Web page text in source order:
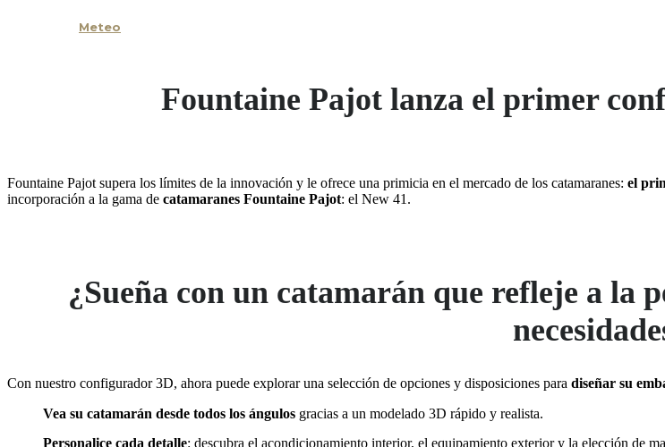
Meteo
Fountaine Pajot lanza el primer
Fountaine Pajot supera los límites de la innovación y le ofrece una primicia en el mercado de los catamaranes: el
incorporación a la gama de catamaranes Fountaine Pajot: el New 41.
¿Sueña con un catamarán que refleje a la
Con nuestro configurador 3D, ahora puede explorar una selección de opciones y disposiciones para diseñar su
Vea su catamarán desde todos los ángulos gracias a un modelado 3D rápido y realista.
Personalice cada detalle: descubra el acondicionamiento interior, el equipamiento exterior y la elección de